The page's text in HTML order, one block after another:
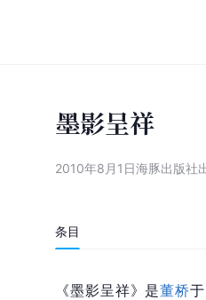
墨影呈祥
2010年8月1日海豚出版社
条目
《墨影呈祥》是董桥